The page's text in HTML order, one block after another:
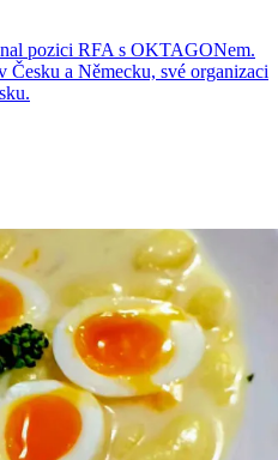
pozici RFA s OKTAGONem.
a Německu, své organizaci